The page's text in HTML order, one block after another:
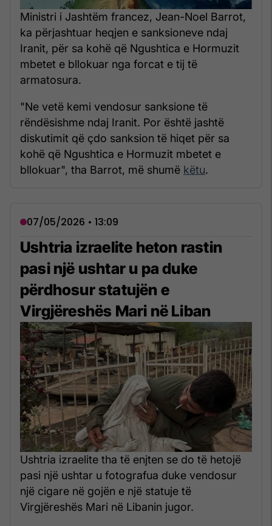
Ministri i Jashtëm francez, Jean-Noel Barrot,
ka përjashtuar heqjen e sanksioneve ndaj
Iranit, për sa kohë që Ngushtica e Hormuzit
mbetet e bllokuar nga forcat e tij të
armatosura.
"Ne vetë kemi vendosur sanksione të
rëndësishme ndaj Iranit. Por është jashtë
diskutimit që çdo sanksion të hiqet për sa
kohë që Ngushtica e Hormuzit mbetet e
bllokuar", tha Barrot, më shumë këtu.
07/05/2026 • 13:09
Ushtria izraelite heton rastin
pasi një ushtar u pa duke
përdhosur statujën e
Virgjëreshës Mari në Liban
Ushtria izraelite tha të enjten se do të hetojë
pasi një ushtar u fotografua duke vendosur
një cigare në gojën e një statuje të
Virgjëreshës Mari në Libanin jugor.